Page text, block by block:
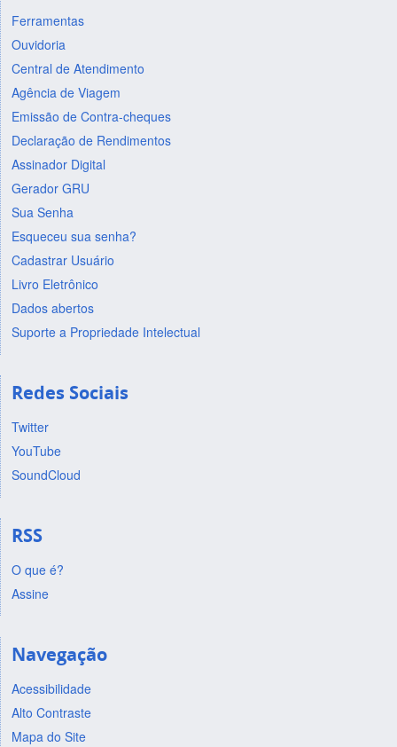
Ferramentas
Ouvidoria
Central de Atendimento
Agência de Viagem
Emissão de Contra-cheques
Declaração de Rendimentos
Assinador Digital
Gerador GRU
Sua Senha
Esqueceu sua senha?
Cadastrar Usuário
Livro Eletrônico
Dados abertos
Suporte a Propriedade Intelectual
Redes Sociais
Twitter
YouTube
SoundCloud
RSS
O que é?
Assine
Navegação
Acessibilidade
Alto Contraste
Mapa do Site